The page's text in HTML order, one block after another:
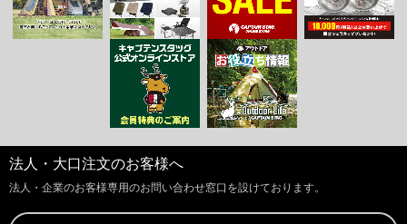
法人・大口注文のお客様へ
法人・企業のお客様専用のお問い合わせ窓口を設けております。